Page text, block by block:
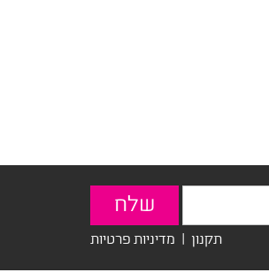
תקנון | מדיניות פרטיות